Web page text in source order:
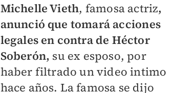
Michelle Vieth, famosa actriz,
anunció que tomará acciones
legales en contra de Héctor
Soberón, su ex esposo, por
haber filtrado un video intimo
hace años. La famosa se dijo